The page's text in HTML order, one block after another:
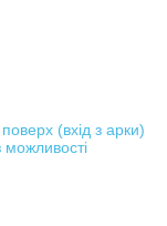
(вхід з арки)
можливості